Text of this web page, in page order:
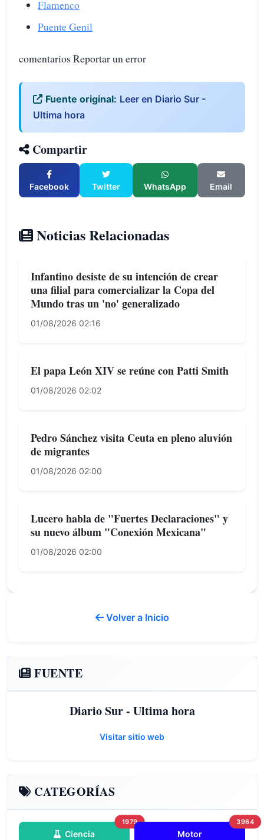
Flamenco
Puente Genil
comentarios Reportar un error
Fuente original: Leer en Diario Sur -
Ultima hora
Compartir
Facebook Twitter WhatsApp Email
Noticias Relacionadas
Infantino desiste de su intención de crear
una filial para comercializar la Copa del
Mundo tras un 'no' generalizado
01/08/2026 02:16
El papa León XIV se reúne con Patti Smith
01/08/2026 02:02
Pedro Sánchez visita Ceuta en pleno aluvión
de migrantes
01/08/2026 02:00
Lucero habla de "Fuertes Declaraciones" y
su nuevo álbum "Conexión Mexicana"
01/08/2026 02:00
Volver a Inicio
FUENTE
Diario Sur - Ultima hora
Visitar sitio web
CATEGORÍAS
Ciencia
1979
Motor
3964